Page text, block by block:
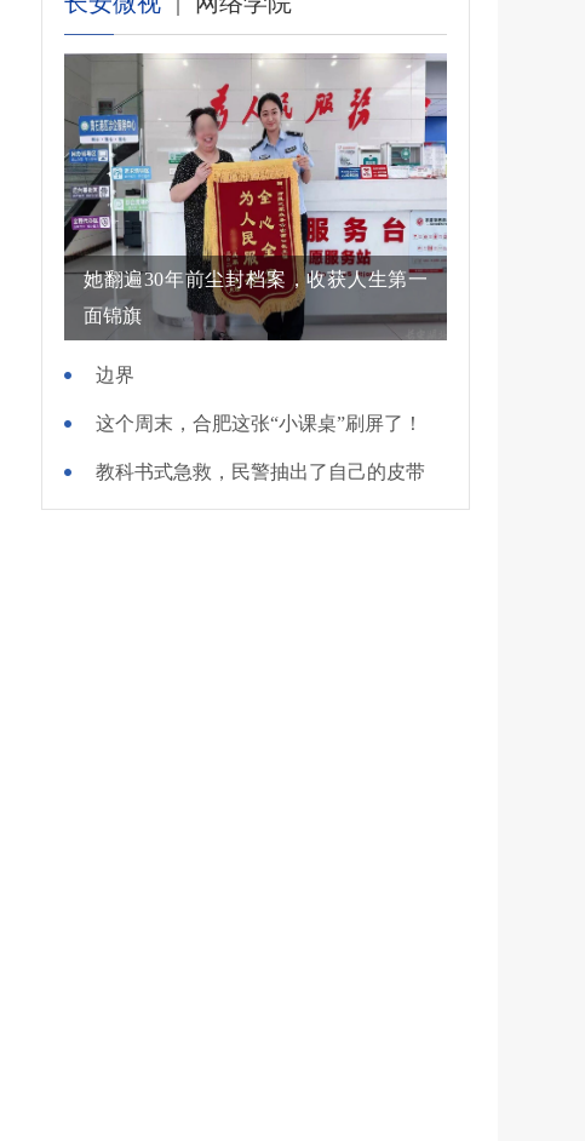
她翻遍30年前尘封档案，收获人生第一
面锦旗
边界
这个周末，合肥这张“小课桌”刷屏了！
教科书式急救，民警抽出了自己的皮带